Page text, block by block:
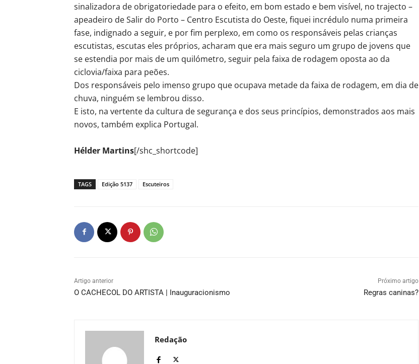
sinalizadora de obrigatoriedade para o efeito, em bom estado e bem visível, no trajecto –
apeadeiro de Salir do Porto – Centro Escutista do Oeste, fiquei incrédulo numa primeira
fase, indignado a seguir, e por fim perplexo, em como os responsáveis pelas crianças
escutistas, escutas eles próprios, acharam que era mais seguro um grupo de jovens que
se estendia por mais de um quilómetro, seguir pela faixa de rodagem oposta ao da
ciclovia/faixa para peões.
Dos responsáveis pelo imenso grupo que ocupava metade da faixa de rodagem, em dia de
chuva, ninguém se lembrou disso.
E isto, na vertente da cultura de segurança e dos seus princípios, demonstrados aos mais
novos, também explica Portugal.
Hélder Martins[/shc_shortcode]
TAGS Edição 5137 Escuteiros
Artigo anterior
O CACHECOL DO ARTISTA | Inauguracionismo
Próximo artigo
Regras caninas?
Redação